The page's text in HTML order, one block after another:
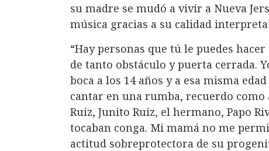
su madre se mudó a vivir a Nueva
música gracias a su calidad
“Hay personas que tú le puedes
de tanto obstáculo y puerta cerrada.
boca a los 14 años y a esa misma
cantar en una rumba, recuerdo
Ruiz, Junito Ruiz, el hermano, Papo
tocaban conga. Mi mamá no me
actitud sobreprotectora de su